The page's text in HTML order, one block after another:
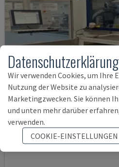
TRULASER TUBE 5000
TRUMPF - ROHRSCHNEIDEMASCHINE
TSCHECHIEN 2015 67.121
Wir verwenden Cookies, um Ihre
Nutzung der Website zu
Marketingzwecken. Sie können
und unten mehr darüber
verwenden.
COOKIE-EINSTELLUNGEN